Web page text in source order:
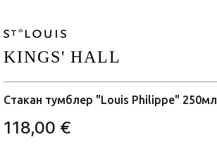
KINGS' HALL
Стакан тумблер "Louis Philippe" 250мл
118,00 €